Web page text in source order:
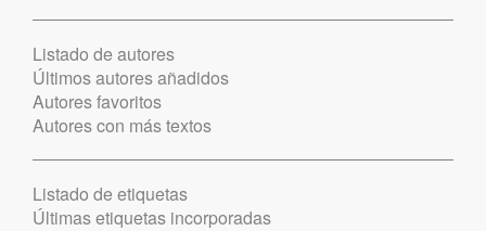
Listado de autores
Últimos autores añadidos
Autores favoritos
Autores con más textos
Listado de etiquetas
Últimas etiquetas incorporadas